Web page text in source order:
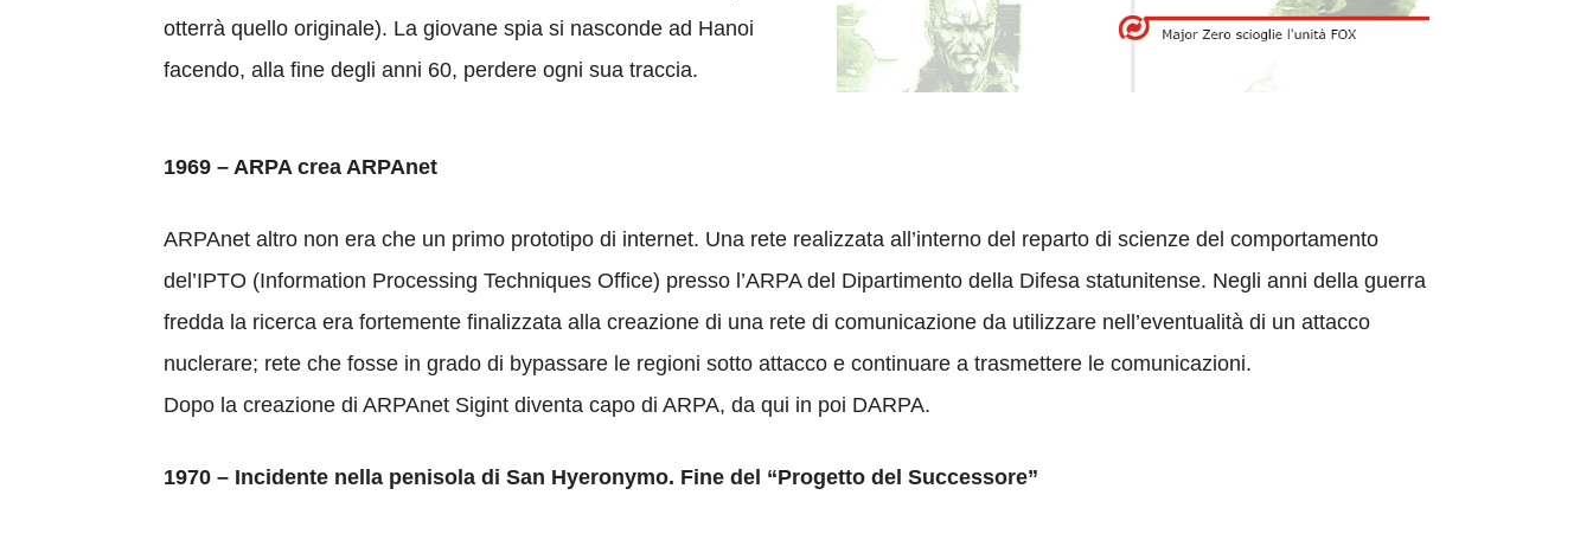
otterrà quello originale). La giovane spia si nasconde ad Hanoi
facendo, alla fine degli anni 60, perdere ogni sua traccia.
1969 – ARPA crea ARPAnet
ARPAnet altro non era che un primo prototipo di internet. Una rete realizzata all’interno del reparto di scienze del comportamento
del’IPTO (Information Processing Techniques Office) presso l’ARPA del Dipartimento della Difesa statunitense. Negli anni della guerra
fredda la ricerca era fortemente finalizzata alla creazione di una rete di comunicazione da utilizzare nell’eventualità di un attacco
nuclerare; rete che fosse in grado di bypassare le regioni sotto attacco e continuare a trasmettere le comunicazioni.
Dopo la creazione di ARPAnet Sigint diventa capo di ARPA, da qui in poi DARPA.
1970 – Incidente nella penisola di San Hyeronymo. Fine del “Progetto del Successore”